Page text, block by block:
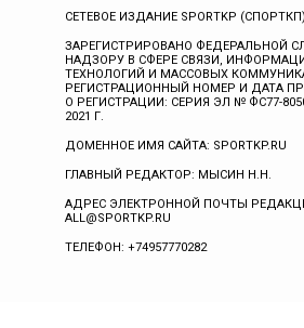
СЕТЕВОЕ ИЗДАНИЕ SPORTKP (СПОРТКП)
ЗАРЕГИСТРИРОВАНО ФЕДЕРАЛЬНОЙ
НАДЗОРУ В СФЕРЕ СВЯЗИ,
ТЕХНОЛОГИЙ И МАССОВЫХ
РЕГИСТРАЦИОННЫЙ НОМЕР И ДАТА
О РЕГИСТРАЦИИ: СЕРИЯ ЭЛ № ФС77-
2021 Г.
ДОМЕННОЕ ИМЯ САЙТА: SPORTKP.RU
ГЛАВНЫЙ РЕДАКТОР: МЫСИН Н.Н.
АДРЕС ЭЛЕКТРОННОЙ ПОЧТЫ
ALL@SPORTKP.RU
ТЕЛЕФОН: +74957770282